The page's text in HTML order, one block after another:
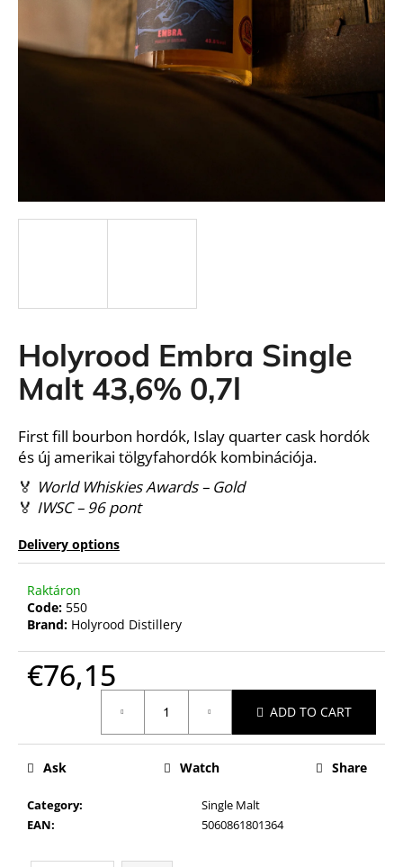
Holyrood Embra Single
Malt 43,6% 0,7l
First fill bourbon hordók, Islay quarter cask hordók
és új amerikai tölgyfahordók kombinációja.
🏅 World Whiskies Awards – Gold
🏅 IWSC – 96 pont
Delivery options
Raktáron
Code: 550
Brand: Holyrood Distillery
€76,15
ADD TO CART
Category:
Single Malt
EAN: 5060861801364
Ask Watch Share
n